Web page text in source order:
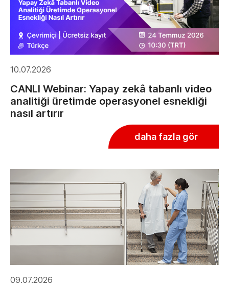
10.07.2026
CANLI Webinar: Yapay zekâ tabanlı video
analitiği üretimde operasyonel esnekliği
nasıl artırır
daha fazla gör
09.07.2026